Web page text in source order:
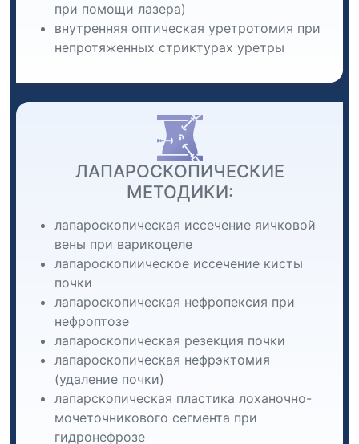
при помощи лазера)
внутренняя оптическая уретротомия при
непротяженных стриктурах уретры
ЛАПАРОСКОПИЧЕСКИЕ
МЕТОДИКИ:
лапароскопическая иссечение яичковой
вены при варикоцеле
лапароскопиическое иссечение кисты
почки
лапароскопическая нефропексия при
нефроптозе
лапароскопическая резекция почки
лапароскопическая нефрэктомия
(удаление почки)
лапарскопическая пластика лоханочно-
мочеточникового сегмента при
гидронефрозе